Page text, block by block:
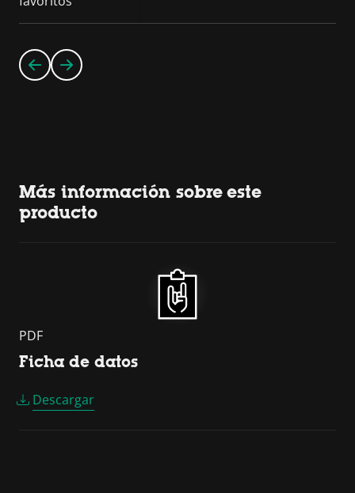
Más información sobre este
producto
PDF
Ficha de datos
Descargar